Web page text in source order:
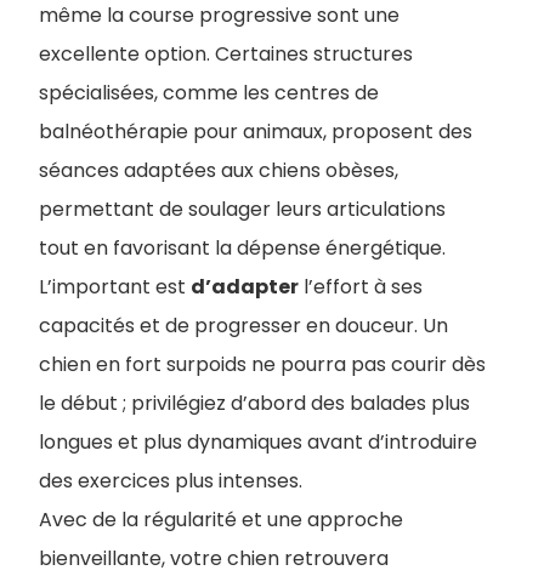
même la course progressive sont une
excellente option. Certaines structures
spécialisées, comme les centres de
balnéothérapie pour animaux, proposent des
séances adaptées aux chiens obèses,
permettant de soulager leurs articulations
tout en favorisant la dépense énergétique.
L’important est d’adapter l’effort à ses
capacités et de progresser en douceur. Un
chien en fort surpoids ne pourra pas courir dès
le début ; privilégiez d’abord des balades plus
longues et plus dynamiques avant d’introduire
des exercices plus intenses.
Avec de la régularité et une approche
bienveillante, votre chien retrouvera